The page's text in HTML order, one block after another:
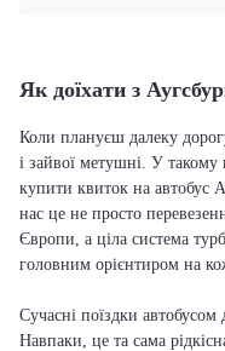
Як доїхати з
Коли плануєш далеку
і зайвої метушні. У такому
купити квиток на автобус
нас це не просто
Європи, а ціла система
головним орієнтиром на
Сучасні поїздки
Навпаки, це та сама